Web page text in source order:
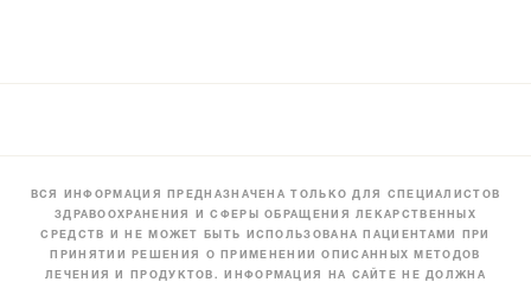
ВСЯ ИНФОРМАЦИЯ ПРЕДНАЗНАЧЕНА ТОЛЬКО ДЛЯ СПЕЦИАЛИСТОВ
ЗДРАВООХРАНЕНИЯ И СФЕРЫ ОБРАЩЕНИЯ ЛЕКАРСТВЕННЫХ
СРЕДСТВ И НЕ МОЖЕТ БЫТЬ ИСПОЛЬЗОВАНА ПАЦИЕНТАМИ ПРИ
ПРИНЯТИИ РЕШЕНИЯ О ПРИМЕНЕНИИ ОПИСАННЫХ МЕТОДОВ
ЛЕЧЕНИЯ И ПРОДУКТОВ. ИНФОРМАЦИЯ НА САЙТЕ НЕ ДОЛЖНА